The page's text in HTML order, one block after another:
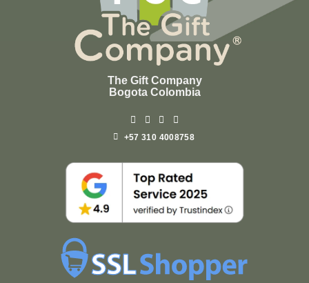
The Gift Company
Bogota Colombia
+57 310 4008758